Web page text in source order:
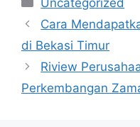
Uncategorized
Cara
di Bekasi Timur
Riview
Perkembangan